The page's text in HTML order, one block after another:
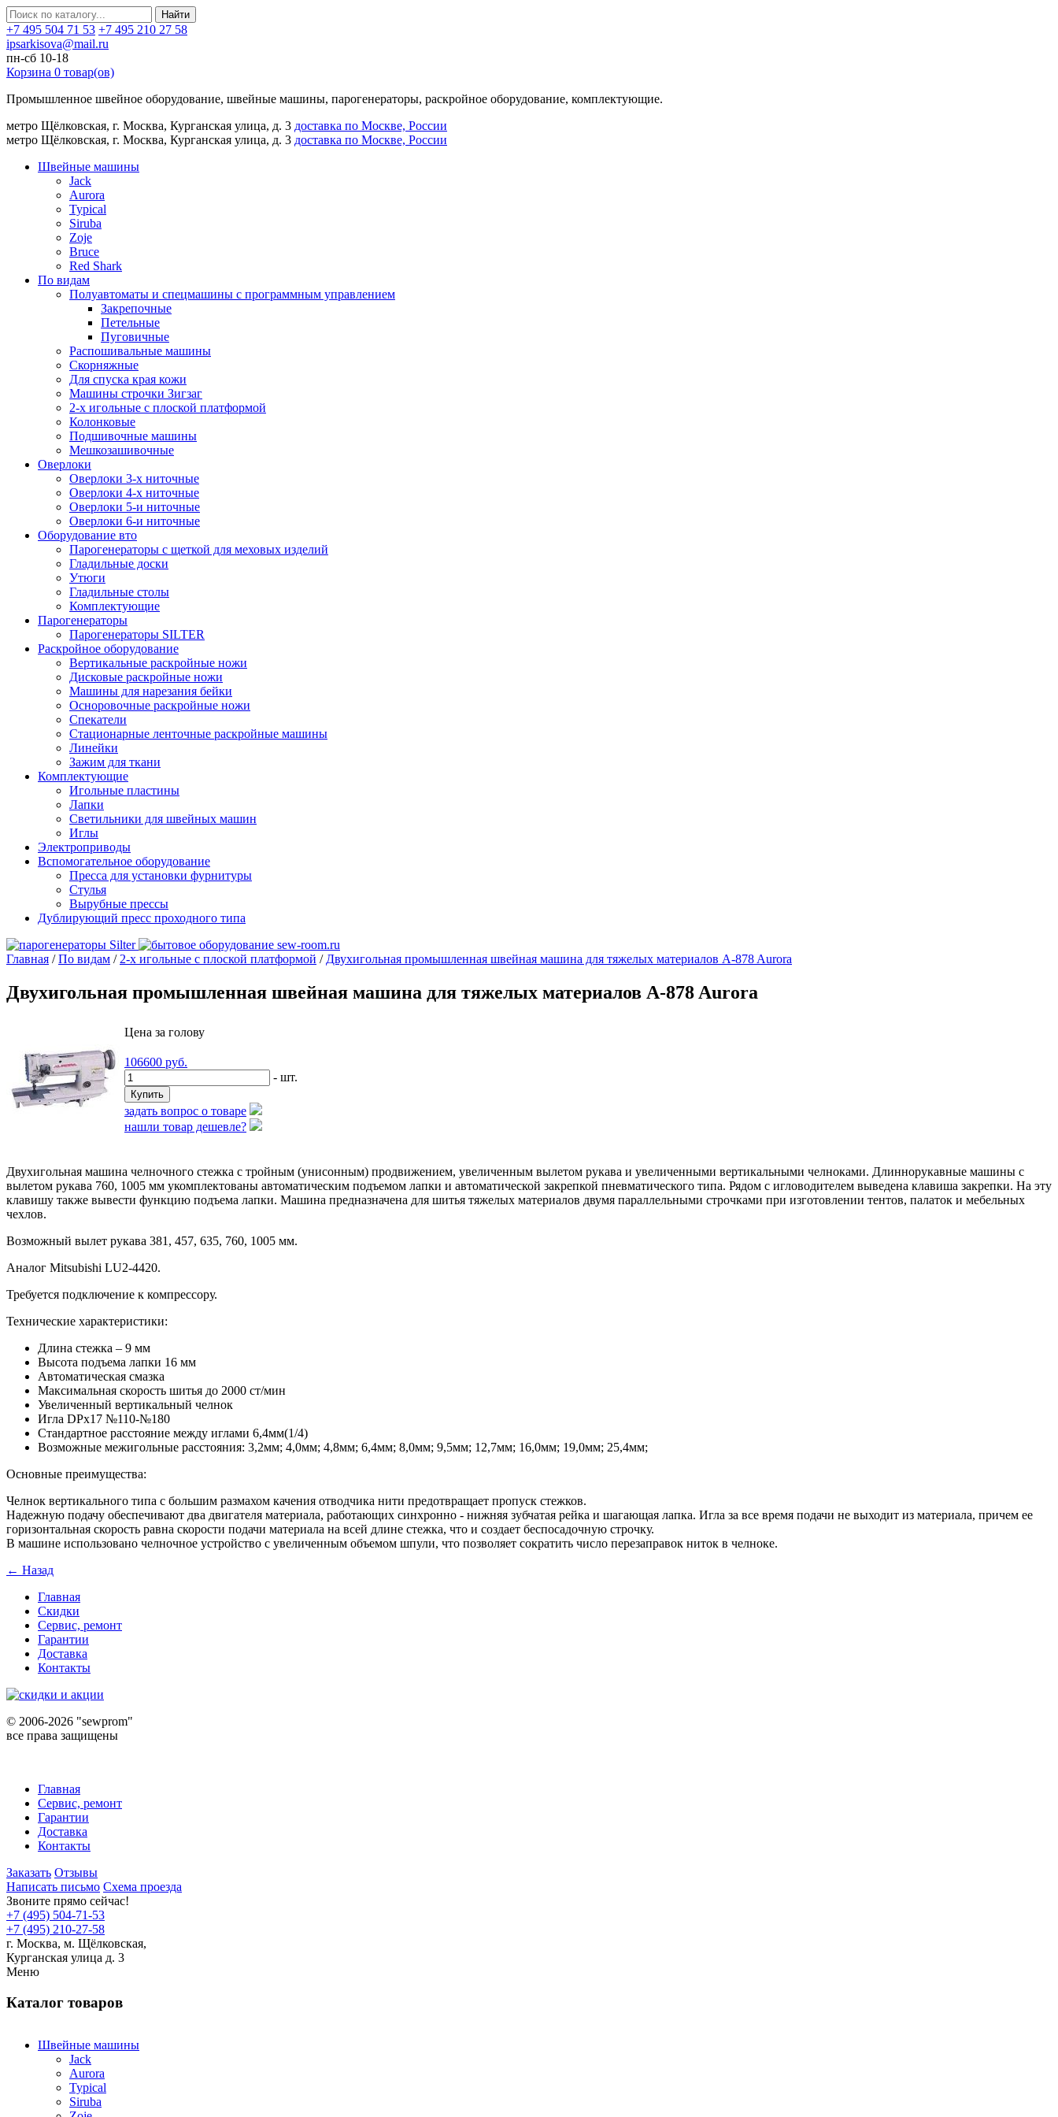
Найти
+7 495 504 71 53 +7 495 210 27 58
ipsarkisova@mail.ru
пн-сб 10-18
Корзина 0 товар(ов)
Промышленное швейное оборудование, швейные машины, парогенераторы, раскройное оборудование, комплектующие.
метро Щёлковская, г. Москва, Курганская улица, д. 3 доставка по Москве, России
метро Щёлковская, г. Москва, Курганская улица, д. 3 доставка по Москве, России
Швейные машины
Jack
Aurora
Typical
Siruba
Zoje
Bruce
Red Shark
По видам
Полуавтоматы и спецмашины с программным управлением
Закрепочные
Петельные
Пуговичные
Распошивальные машины
Скорняжные
Для спуска края кожи
Машины строчки Зигзаг
2-х игольные с плоской платформой
Колонковые
Подшивочные машины
Мешкозашивочные
Оверлоки
Оверлоки 3-х ниточные
Оверлоки 4-х ниточные
Оверлоки 5-и ниточные
Оверлоки 6-и ниточные
Оборудование вто
Парогенераторы с щеткой для меховых изделий
Гладильные доски
Утюги
Гладильные столы
Комплектующие
Парогенераторы
Парогенераторы SILTER
Раскройное оборудование
Вертикальные раскройные ножи
Дисковые раскройные ножи
Машины для нарезания бейки
Осноровочные раскройные ножи
Спекатели
Стационарные ленточные раскройные машины
Линейки
Зажим для ткани
Комплектующие
Игольные пластины
Лапки
Светильники для швейных машин
Иглы
Электроприводы
Вспомогательное оборудование
Пресса для установки фурнитуры
Стулья
Вырубные прессы
Дублирующий пресс проходного типа
Главная /По видам / 2-х игольные с плоской платформой / Двухигольная промышленная швейная машина для тяжелых материалов A-878 Aurora
Двухигольная промышленная швейная машина для тяжелых материалов A-878 Aurora
Цена за голову
106600 руб.
- шт.
задать вопрос о товаре
нашли товар дешевле?
Двухигольная машина челночного стежка с тройным (унисонным) продвижением, увеличенным вылетом рукава и увеличенными вертикальными челноками. Длиннорукавные машины с
вылетом рукава 760, 1005 мм укомплектованы автоматическим подъемом лапки и автоматической закрепкой пневматического типа. Рядом с игловодителем выведена клавиша закрепки. На эту
клавишу также вывести функцию подъема лапки. Машина предназначена для шитья тяжелых материалов двумя параллельными строчками при изготовлении тентов, палаток и мебельных
чехлов.
Возможный вылет рукава 381, 457, 635, 760, 1005 мм.
Аналог Mitsubishi LU2-4420.
Требуется подключение к компрессору.
Технические характеристики:
Длина стежка – 9 мм
Высота подъема лапки 16 мм
Автоматическая смазка
Максимальная скорость шитья до 2000 ст/мин
Увеличенный вертикальный челнок
Игла DPx17 №110-№180
Стандартное расстояние между иглами 6,4мм(1/4)
Возможные межигольные расстояния: 3,2мм; 4,0мм; 4,8мм; 6,4мм; 8,0мм; 9,5мм; 12,7мм; 16,0мм; 19,0мм; 25,4мм;
Основные преимущества:
Челнок вертикального типа с большим размахом качения отводчика нити предотвращает пропуск стежков.
Надежную подачу обеспечивают два двигателя материала, работающих синхронно - нижняя зубчатая рейка и шагающая лапка. Игла за все время подачи не выходит из материала, причем ее
горизонтальная скорость равна скорости подачи материала на всей длине стежка, что и создает беспосадочную строчку.
В машине использовано челночное устройство с увеличенным объемом шпули, что позволяет сократить число перезаправок ниток в челноке.
← Назад
Главная
Скидки
Сервис, ремонт
Гарантии
Доставка
Контакты
© 2006-2026 "sewprom"
все права защищены
Главная
Сервис, ремонт
Гарантии
Доставка
Контакты
Заказать Отзывы
Написать письмо Схема проезда
Звоните прямо сейчас!
+7 (495) 504-71-53
+7 (495) 210-27-58
г. Москва, м. Щёлковская,
Курганская улица д. 3
Меню
Каталог товаров
Швейные машины
Jack
Aurora
Typical
Siruba